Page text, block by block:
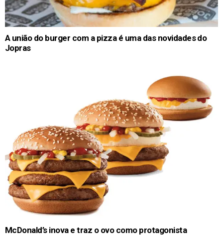
A união do burger com a pizza é uma das novidades do
Jopras
McDonald’s inova e traz o ovo como protagonista